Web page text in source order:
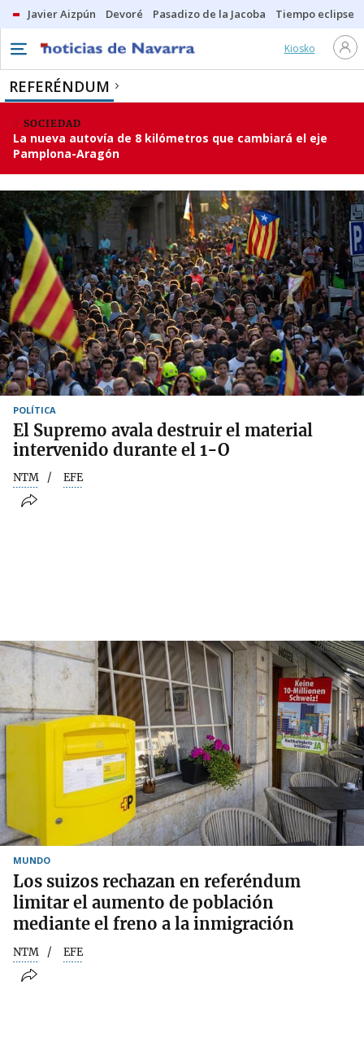
Javier Aizpún Devoré Pasadizo de la Jacoba Tiempo eclipse
Kiosko
REFERÉNDUM
SOCIEDAD
La nueva autovía de 8 kilómetros que cambiará el eje
Pamplona-Aragón
POLÍTICA
El Supremo avala destruir el material
intervenido durante el 1-O
NTM EFE
MUNDO
Los suizos rechazan en referéndum
limitar el aumento de población
mediante el freno a la inmigración
NTM EFE